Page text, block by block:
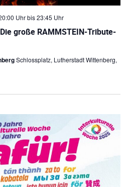
Die große RAMMSTEIN-Tribute-
Uhrbis23:45 Uhr
Schlossplatz, Lutherstadt Wittenberg,